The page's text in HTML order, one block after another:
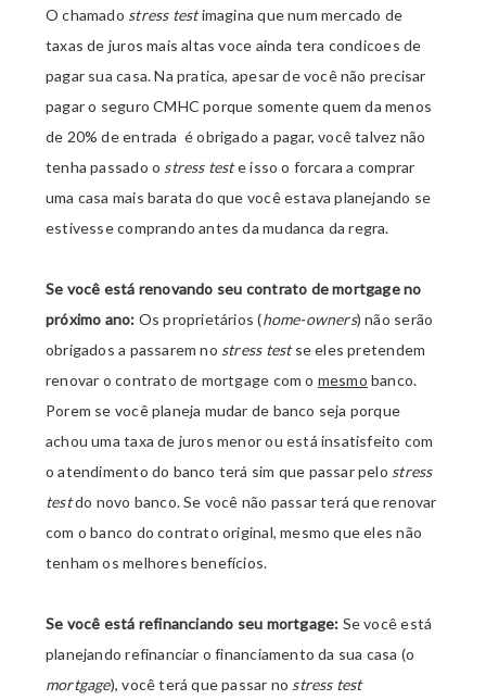
O chamado stress testimagina que num mercado de
taxas de juros mais altas voce ainda tera condicoes de
pagar sua casa. Na pratica, apesar de você não precisar
pagar o seguro CMHC porque somente quem da menos
de 20% de entrada é obrigado a pagar, você talvez não
tenha passado o stress teste isso o forcara a comprar
uma casa mais barata do que você estava planejando se
estivesse comprando antes da mudanca da regra.
Se você está renovando seu contrato de mortgage no
próximo ano: Os proprietários (home-owners)não serão
obrigados a passarem no stress testse eles pretendem
renovar o contrato de mortgage com o mesmo banco.
Porem se você planeja mudar de banco seja porque
achou uma taxa de juros menor ou está insatisfeito com
o atendimento do banco terá sim que passar pelo stress
testdo novo banco. Se você não passar terá que renovar
com o banco do contrato original, mesmo que eles não
tenham os melhores benefícios.
Se você está refinanciando seu mortgage: Se você está
planejando refinanciar o financiamento da sua casa (o
mortgage), você terá que passar no stress test